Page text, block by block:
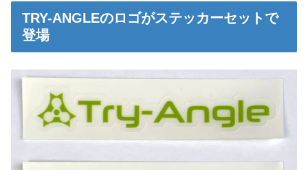
TRY-ANGLEのロゴがステッカーセットで
登場